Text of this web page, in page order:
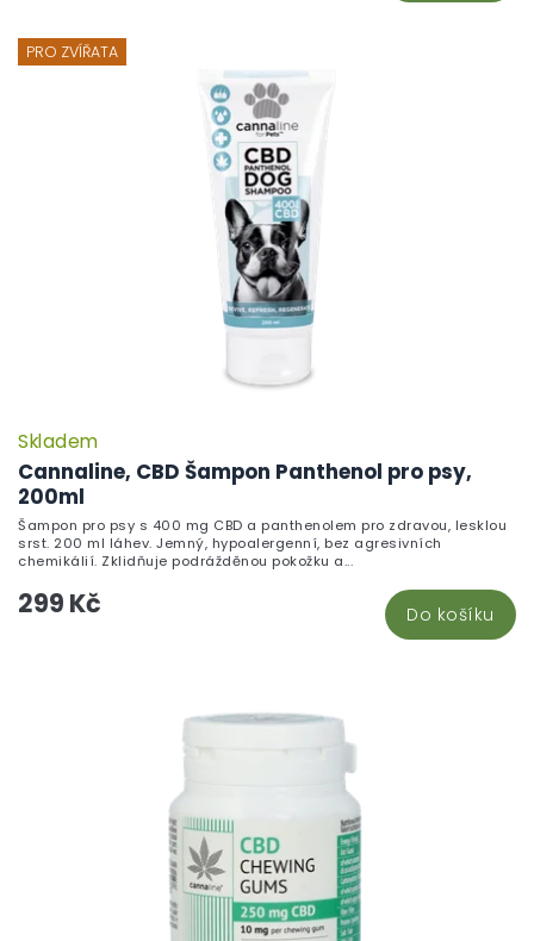
PRO ZVÍŘATA
Cannaline, CBD Šampon Panthenol pro psy,
200ml
Skladem
299 Kč Do košíku
Šampon pro psy s 400 mg CBD a panthenolem pro zdravou, lesklou
srst. 200 ml láhev. Jemný, hypoalergenní, bez agresivních
chemikálií. Zklidňuje podrážděnou pokožku a...